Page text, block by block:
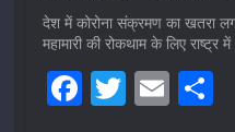
देश में कोरोना संक्रमण का खतरा
महामारी की रोकथाम के लिए राष्ट्र में
F T E